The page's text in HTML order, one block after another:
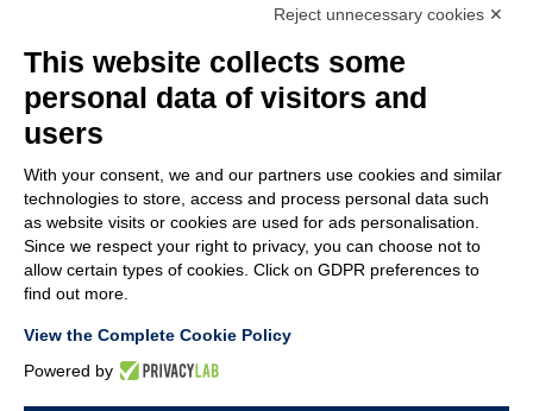
MEMBER OF
EMPRESA
ATENCIÓN AL CLIENTE
ÚNETE A NOSOTROS
TERMS & CONDITIONS
CODE OF ETHICS
WHISTLEBLOWING
Reject unnecessary cookies ✕
This website collects some
personal data of visitors and
users
With your consent, we and our partners use cookies and similar
technologies to store, access and process personal data such
as website visits or cookies are used for ads personalisation.
Since we respect your right to privacy, you can choose not to
allow certain types of cookies. Click on GDPR preferences to
find out more.
View the Complete Cookie Policy
Powered by